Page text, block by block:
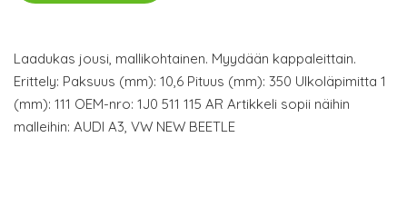
Laadukas jousi, mallikohtainen. Myydään kappaleittain.
Erittely: Paksuus (mm): 10,6 Pituus (mm): 350 Ulkoläpimitta 1
(mm): 111 OEM-nro: 1J0 511 115 AR Artikkeli sopii näihin
malleihin: AUDI A3, VW NEW BEETLE